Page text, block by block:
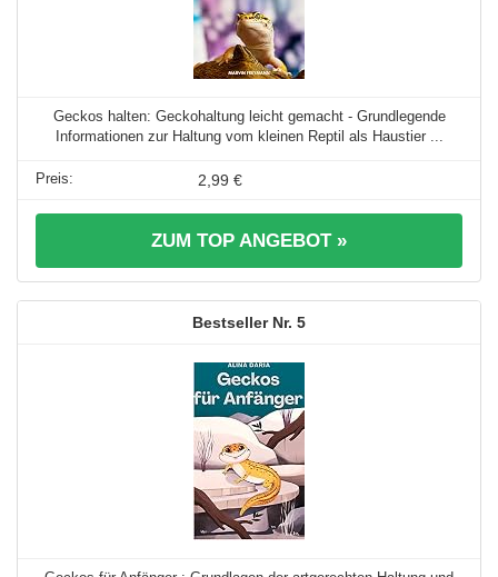
Geckos halten: Geckohaltung leicht gemacht - Grundlegende
Informationen zur Haltung vom kleinen Reptil als Haustier ...
2,99 €
ZUM TOP ANGEBOT »
5